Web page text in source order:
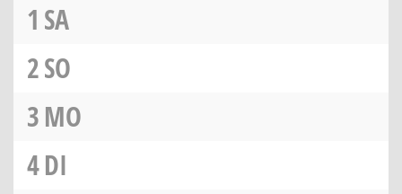
1 SA
2SO
3MO
4DI